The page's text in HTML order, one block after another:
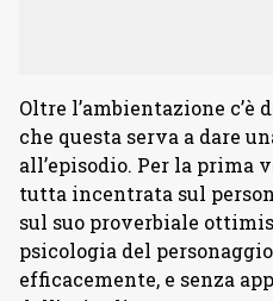
Oltre l’ambientazione c’è
che questa serva a dare
all’episodio. Per la prima
tutta incentrata sul
sul suo proverbiale
psicologia del
efficacemente, e senza